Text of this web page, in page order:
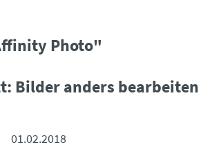
Photo"
Bilder anders bearbeiten
01.02.2018